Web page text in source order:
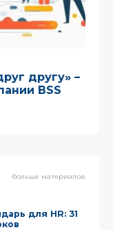
другу» –
BSS
больше материалов
для HR: 31